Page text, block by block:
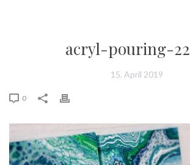
acryl-pouring-22
15. April 2019
0